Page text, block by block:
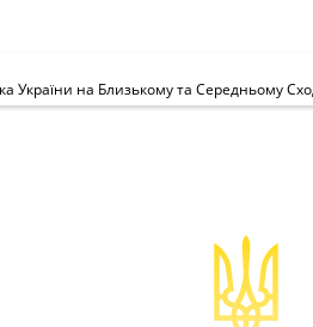
України на Близькому та Середньому